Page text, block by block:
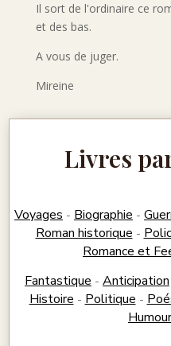
Il sort de l'ordinaire ce
et des bas.
A vous de juger.
Mireine
Livres
Voyages - Biographie -
Roman historique -
Romance et
Fantastique - Anticipation
Histoire - Politique -
Humour